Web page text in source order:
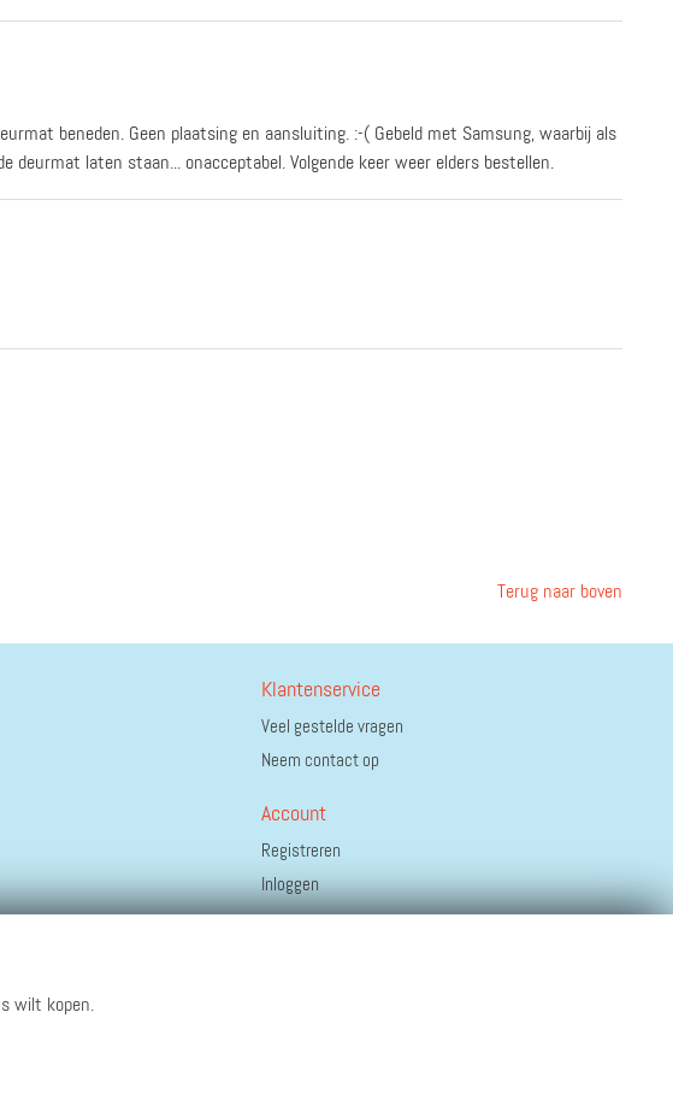
beneden. Geen plaatsing en aansluiting. :-( Gebeld met Samsung, waarbij als
laten staan... onacceptabel. Volgende keer weer elders bestellen.
Terug naar boven
Klantenservice
Veel gestelde vragen
Neem contact op
Account
Registreren
Inloggen
wilt kopen.